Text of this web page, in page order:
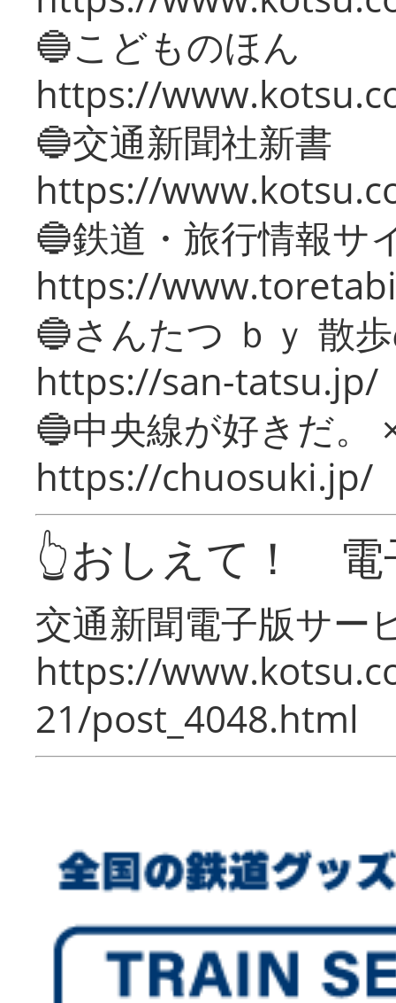
🔵こどものほん
https://
🔵交通新聞社新書
https://
🔵鉄道・旅行情報サ
https://
🔵さんたつ ｂｙ 散
https://san-tatsu.jp/
🔵中央線が好きだ。
https://chuosuki.jp/
👆おしえて！ 電
交通新聞電子版サー
https://
21/post_4048.html